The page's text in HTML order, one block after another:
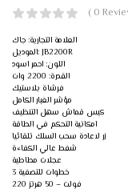
( 0
العلامة التجارية: جاك
الموديل: JB2200R
اللون: احمر اسود
القدرة: 2200 وات
فرشاة بلاستيك
مؤشر الغبار الكامل
كيس قماش سهل التنظيف
امكانية التحكم في الطاقة
زر لاعادة سحب السلك تلقائيا
شفط عالي الكفاءة
عجلات مطاطية
3 خطوات للتصفية
220 فولت – 50 هرتز